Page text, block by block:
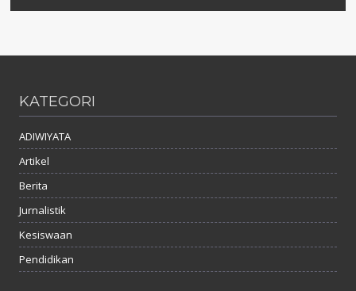
KATEGORI
ADIWIYATA
Artikel
Berita
Jurnalistik
Kesiswaan
Pendidikan